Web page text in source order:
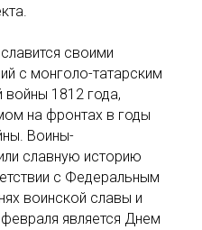
своими
с монголо-татарским
войны 1812 года,
на фронтах в годы
Воины-
славную историю
с Федеральным
воинской славы и
является Днем